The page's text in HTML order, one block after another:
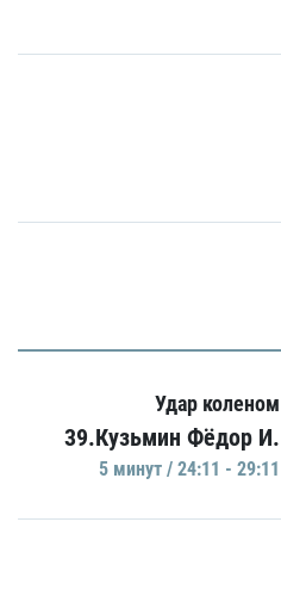
Удар коленом
39.Кузьмин Фёдор И.
5 минут / 24:11 - 29:11